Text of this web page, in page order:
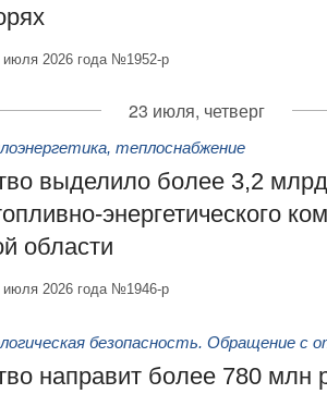
июля 2026 года №1952-р
23 июля, четверг
теплоснабжение
выделило более 3,2
энергетического
области
июля 2026 года №1946-р
безопасность. Обращение с
направит более 780 млн